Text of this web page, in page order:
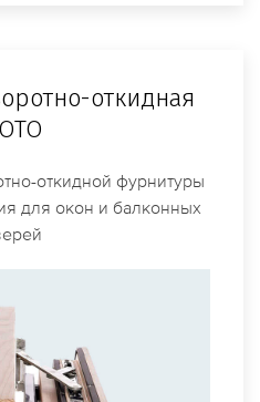
откидная
откидной фурнитуры
для окон и балконных